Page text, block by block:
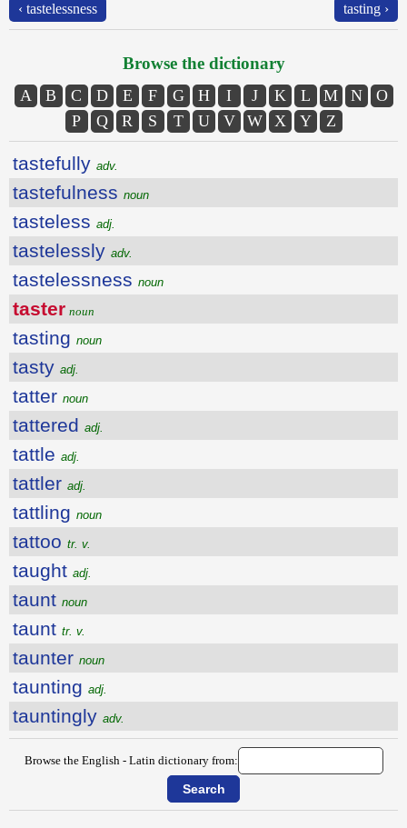
‹ tastelessness tasting ›
Browse the dictionary
A B C D E F G H I J K L M N
O
P
Q R S T U V W X Y Z
tastefully adv.
tastefulness noun
tasteless adj.
tastelessly adv.
tastelessness noun
taster noun
tasting noun
tasty adj.
tatter noun
tattered adj.
tattle adj.
tattler adj.
tattling noun
tattoo tr. v.
taught adj.
taunt noun
taunt tr. v.
taunter noun
taunting adj.
tauntingly adv.
Browse the English - Latin dictionary from: